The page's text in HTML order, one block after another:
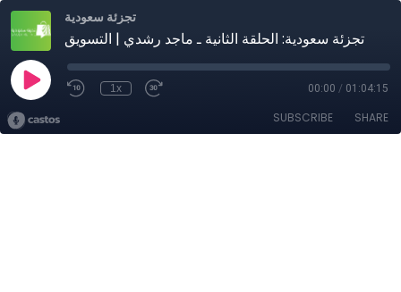
تجزئة سعودية
تجزئة سعودية: الحلقة الثانية ـ ماجد رشدي | التسويق
1x 00:00 / 01:04:15
SUBSCRIBE SHARE